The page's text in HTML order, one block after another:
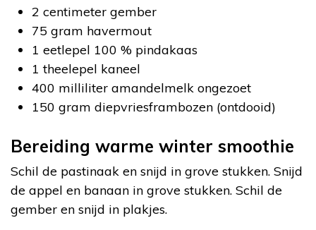
2 centimeter gember
75 gram havermout
1 eetlepel 100 % pindakaas
1 theelepel kaneel
400 milliliter amandelmelk ongezoet
150 gram diepvriesframbozen (ontdooid)
Bereiding warme winter smoothie
Schil de pastinaak en snijd in grove stukken. Snijd
de appel en banaan in grove stukken. Schil de
gember en snijd in plakjes.